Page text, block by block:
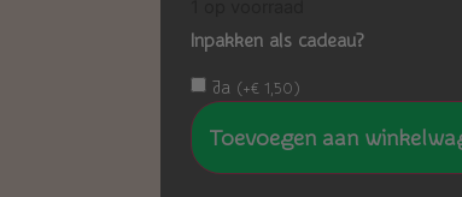
Inpakken als cadeau?
Ja (+€1,50 )
Toevoegen aan